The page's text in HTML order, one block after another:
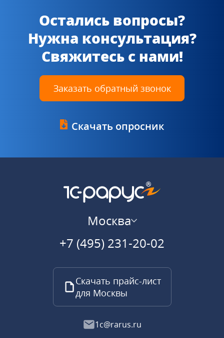
Остались вопросы?
Нужна консультация?
Свяжитесь с нами!
Заказать обратный звонок
Скачать опросник
Москва
+7 (495) 231-20-02
Скачать прайс-лист
для Москвы
1c@rarus.ru